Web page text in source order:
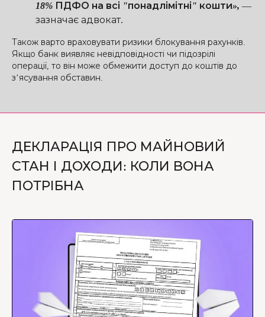
18% ПДФО на всі "понадлімітні" кошти», —
зазначає адвокат.
Також варто враховувати ризики блокування рахунків.
Якщо банк виявляє невідповідності чи підозрілі
операції, то він може обмежити доступ до коштів до
з’ясування обставин.
ДЕКЛАРАЦІЯ ПРО МАЙНОВИЙ
СТАН І ДОХОДИ: КОЛИ ВОНА
ПОТРІБНА